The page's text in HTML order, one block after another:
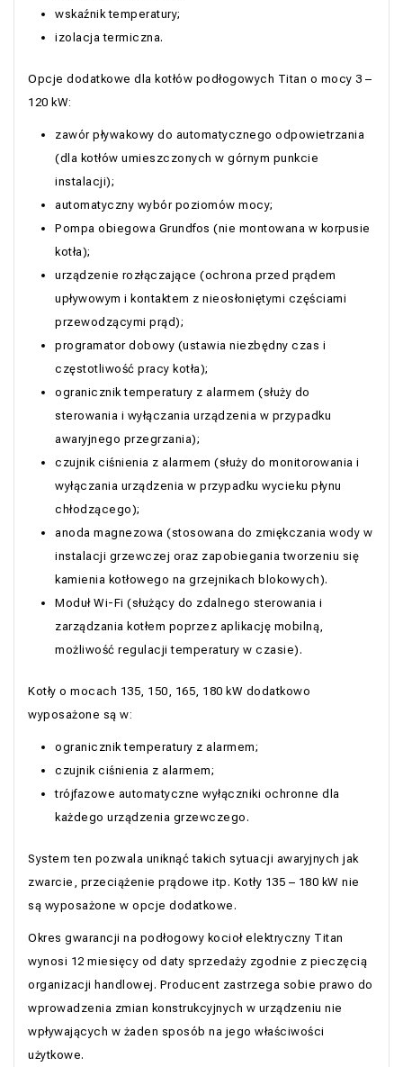
wskaźnik temperatury;
izolacja termiczna.
Opcje dodatkowe dla kotłów podłogowych Titan o mocy 3 –
120 kW:
zawór pływakowy do automatycznego odpowietrzania
(dla kotłów umieszczonych w górnym punkcie
instalacji);
automatyczny wybór poziomów mocy;
Pompa obiegowa Grundfos (nie montowana w korpusie
kotła);
urządzenie rozłączające (ochrona przed prądem
upływowym i kontaktem z nieosłoniętymi częściami
przewodzącymi prąd);
programator dobowy (ustawia niezbędny czas i
częstotliwość pracy kotła);
ogranicznik temperatury z alarmem (służy do
sterowania i wyłączania urządzenia w przypadku
awaryjnego przegrzania);
czujnik ciśnienia z alarmem (służy do monitorowania i
wyłączania urządzenia w przypadku wycieku płynu
chłodzącego);
anoda magnezowa (stosowana do zmiękczania wody w
instalacji grzewczej oraz zapobiegania tworzeniu się
kamienia kotłowego na grzejnikach blokowych).
Moduł Wi-Fi (służący do zdalnego sterowania i
zarządzania kotłem poprzez aplikację mobilną,
możliwość regulacji temperatury w czasie).
Kotły o mocach 135, 150, 165, 180 kW dodatkowo
wyposażone są w:
ogranicznik temperatury z alarmem;
czujnik ciśnienia z alarmem;
trójfazowe automatyczne wyłączniki ochronne dla
każdego urządzenia grzewczego.
System ten pozwala uniknąć takich sytuacji awaryjnych jak
zwarcie, przeciążenie prądowe itp. Kotły 135 – 180 kW nie
są wyposażone w opcje dodatkowe.
Okres gwarancji na podłogowy kocioł elektryczny Titan
wynosi 12 miesięcy od daty sprzedaży zgodnie z pieczęcią
organizacji handlowej. Producent zastrzega sobie prawo do
wprowadzenia zmian konstrukcyjnych w urządzeniu nie
wpływających w żaden sposób na jego właściwości
użytkowe.